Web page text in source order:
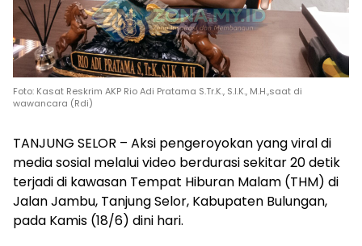
Foto: Kasat Reskrim AKP Rio Adi Pratama S.Tr.K., S.I.K., M.H.,saat di
wawancara (Rdi)
TANJUNG SELOR – Aksi pengeroyokan yang viral di
media sosial melalui video berdurasi sekitar 20 detik
terjadi di kawasan Tempat Hiburan Malam (THM) di
Jalan Jambu, Tanjung Selor, Kabupaten Bulungan,
pada Kamis (18/6) dini hari.